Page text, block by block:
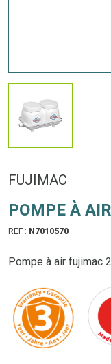
FUJIMAC
POMPE À
REF : N7010570
Pompe à air fujimac